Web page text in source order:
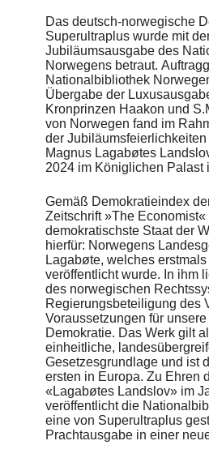
2024 veröffentlicht die
Superultraplus gestaltete
Übersetzung.
Superultraplus arbeitete eng mit
ihren wissenschaftlichen Experten
Geschichte zusammen, um sich
sähe so ein Buch heute aus?. Das
«Hardenbergianus» inspiriert, eine
Jahrhunderts entstandene
deren Name auf die einstige
Helvig Hardenberg, zurückgeht.
Übersetzung auf Neu-norwegisch
gegenübergestellt. Die
moderne Bildsprache mit neuem
Symboliken und Elemente der
deren Bedeutungen – erhalten
Interpretationen der Illuminationen
Superultraplus auf fachkundige
Agenturnetzwerk: Illustrator
erarbeitete diese im Austausch mit
wissenschaftlichen Experten aus
an das Original stellen die
beginnt mit einem goldgeprägten
Im Gegensatz zum Vorbild aus
die Farbigkeit auf eine Blaupalette
Das Buch wurde in recyceltem
punziert und mit Folienprägung
Das deutsch-norwegische
Superultraplus wurde mit
Jubiläumsausgabe des
Norwegens betraut.
Nationalbibliothek
Übergabe der
Kronprinzen Haakon und
von Norwegen fand im
der
Magnus Lagabøtes
2024 im Königlichen Palast
Gemäß Demokratieindex
Zeitschrift »The
demokratischste Staat der Welt.1
hierfür: Norwegens
Lagabøte, welches
veröffentlicht wurde. In ihm
des norwegischen
Regierungsbeteiligung des
Voraussetzungen für
Demokratie. Das Werk gilt
einheitliche,
Gesetzesgrundlage und ist
ersten in Europa. Zu Ehren
«Lagabøtes Landslov» im
veröffentlicht die
eine von Superultraplus
Prachtausgabe in einer